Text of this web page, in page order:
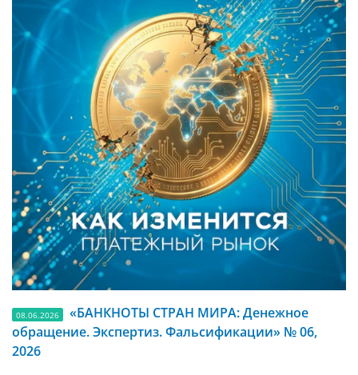
08.06.2026
«БАНКНОТЫ СТРАН МИРА: Денежное
обращение. Экспертиз. Фальсификации» № 06,
2026